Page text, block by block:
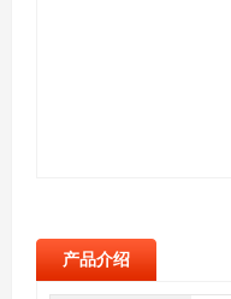
产品介绍